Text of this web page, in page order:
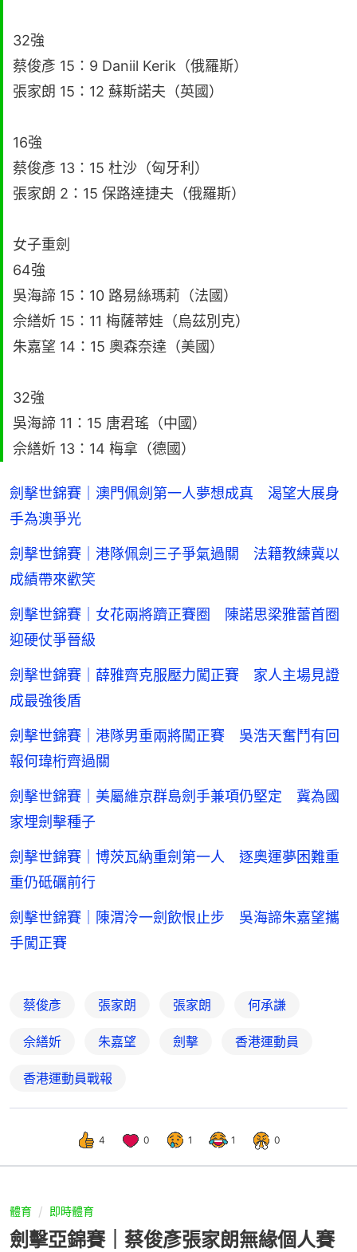
32強
蔡俊彥 15：9 Daniil Kerik（俄羅斯）
張家朗 15：12 蘇斯諾夫（英國）
16強
蔡俊彥 13：15 杜沙（匈牙利）
張家朗 2：15 保路達捷夫（俄羅斯）
女子重劍
64強
吳海諦 15：10 路易絲瑪莉（法國）
佘繕妡 15：11 梅薩蒂娃（烏茲別克）
朱嘉望 14：15 奧森奈達（美國）
32強
吳海諦 11：15 唐君瑤（中國）
佘繕妡 13：14 梅拿（德國）
劍擊世錦賽｜澳門佩劍第一人夢想成真 渴望大展身
手為澳爭光
劍擊世錦賽｜港隊佩劍三子爭氣過關 法籍教練冀以
成績帶來歡笑
劍擊世錦賽｜女花兩將躋正賽圈 陳諾思梁雅蕾首圈
迎硬仗爭晉級
劍擊世錦賽｜薛雅齊克服壓力闖正賽 家人主場見證
成最強後盾
劍擊世錦賽｜港隊男重兩將闖正賽 吳浩天奮鬥有回
報何瑋桁齊過關
劍擊世錦賽｜美屬維京群島劍手兼項仍堅定 冀為國
家埋劍擊種子
劍擊世錦賽｜博茨瓦納重劍第一人 逐奧運夢困難重
重仍砥礪前行
劍擊世錦賽｜陳渭泠一劍飲恨止步 吳海諦朱嘉望攜
手闖正賽
蔡俊彥 張家朗 張家朗 何承謙
佘繕妡 朱嘉望 劍擊 香港運動員
香港運動員戰報
4 0 1 1 0
體育 即時體育
劍擊亞錦賽｜蔡俊彥張家朗無緣個人賽